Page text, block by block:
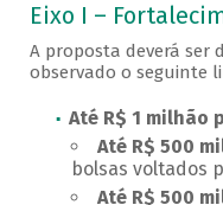
Eixo I –
A proposta deverá ser
observado o seguinte
Até R$ 1 milhão
Até R$ 500
bolsas voltados
Até R$ 500